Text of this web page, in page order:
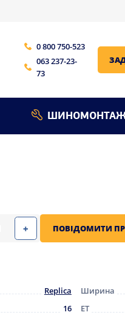
0 800 750-523
063 237-23-
73
+ ПОВІДОМИТИ
Replica Ширина
16 ET